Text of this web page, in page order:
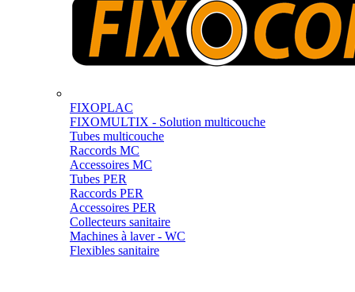
FIXOPLAC
FIXOMULTIX - Solution multicouche
Tubes multicouche
Raccords MC
Accessoires MC
Tubes PER
Raccords PER
Accessoires PER
Collecteurs sanitaire
Machines à laver - WC
Flexibles sanitaire